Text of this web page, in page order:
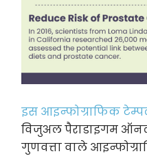
इस आइन्फोग्राफिक
विजुअल पैराडाइगम
गुणवत्ता वाले